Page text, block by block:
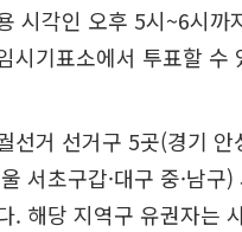
시각인 오후 5시~6시까
시기표소에서 투표할 수
선거 선거구 5곳(경기 안
서초구갑·대구 중·남구
. 해당 지역구 유권자는